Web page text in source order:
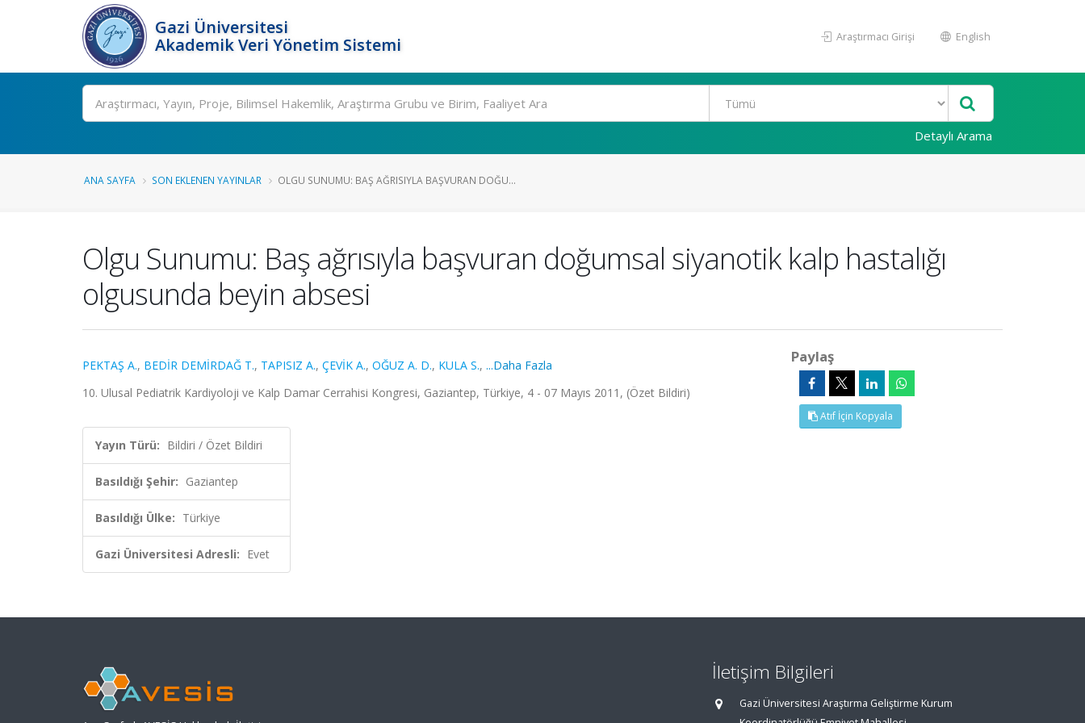
Gazi Üniversitesi
Akademik Veri Yönetim Sistemi
Araştırmacı Girişi English
Ara
Detaylı Arama
ANA SAYFA SON EKLENEN YAYINLAR OLGU SUNUMU: BAŞ AĞRISIYLA BAŞVURAN DOĞU...
Olgu Sunumu: Baş ağrısıyla başvuran doğumsal siyanotik kalp hastalığı
olgusunda beyin absesi
PEKTAŞ A., BEDİR DEMİRDAĞ T., TAPISIZ A., ÇEVİK A., OĞUZ A. D., KULA S., ...Daha Fazla
10. Ulusal Pediatrik Kardiyoloji ve Kalp Damar Cerrahisi Kongresi, Gaziantep, Türkiye, 4 - 07 Mayıs 2011, (Özet Bildiri)
Yayın Türü: Bildiri / Özet Bildiri
Basıldığı Şehir: Gaziantep
Basıldığı Ülke: Türkiye
Gazi Üniversitesi Adresli: Evet
Paylaş
Atıf İçin Kopyala
İletişim Bilgileri
Gazi Üniversitesi Araştırma Geliştirme Kurum